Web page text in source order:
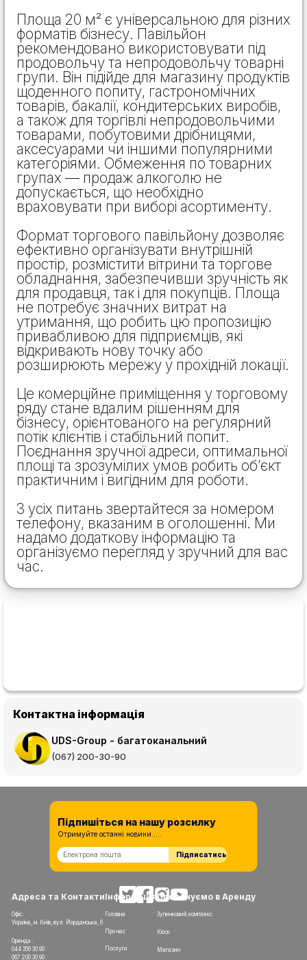
Площа 20 м² є універсальною для різних
форматів бізнесу. Павільйон
рекомендовано використовувати під
продовольчу та непродовольчу товарні
групи. Він підійде для магазину продуктів
щоденного попиту, гастрономічних
товарів, бакалії, кондитерських виробів,
а також для торгівлі непродовольчими
товарами, побутовими дрібницями,
аксесуарами чи іншими популярними
категоріями. Обмеження по товарних
групах — продаж алкоголю не
допускається, що необхідно
враховувати при виборі асортименту.
Формат торгового павільйону дозволяє
ефективно організувати внутрішній
простір, розмістити вітрини та торгове
обладнання, забезпечивши зручність як
для продавця, так і для покупців. Площа
не потребує значних витрат на
утримання, що робить цю пропозицію
привабливою для підприємців, які
відкривають нову точку або
розширюють мережу у прохідній локації.
Це комерційне приміщення у торговому
ряду стане вдалим рішенням для
бізнесу, орієнтованого на регулярний
потік клієнтів і стабільний попит.
Поєднання зручної адреси, оптимальної
площі та зрозумілих умов робить об’єкт
практичним і вигідним для роботи.
З усіх питань звертайтеся за номером
телефону, вказаним в оголошенні. Ми
надамо додаткову інформацію та
організуємо перегляд у зручний для вас
час.
Контактна інформація
UDS-Group - багатоканальний
(067) 200-30-90
Адреса та Контакти
Офіс:
Україна, м. Київ, вул. Йорданська, 6
Оренда :
044 356 30 90
067 200 30 90
Пропонуємо в Аренду
Зупинковий комплекс
Кіоск
Магазин
Інформація
Головна
Про нас
Послуги
Підпишіться на нашу розсилку
Отримуйте останні новини.....
Підписатись